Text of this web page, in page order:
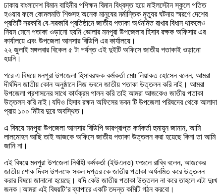
ঢাকায় বাংলাদেশ বিমান বাহিনীর পশিক্ষন বিমান বিধ্বস্ত হয়ে মাইলস্টোন স্কুলে পতিত
হওয়ার ফলে কোমলমতি শিশুসহ অনেক মানুষের মর্মান্তিক মৃত্যুর ঘটনায় স্মরণে দেশের
প্রতিটি সরকারি বে-সরকারি প্রতিষ্ঠানে জাতীয় পতাকা অর্ধনমিত রাখার বিধান থাকলেও
নিয়ম মেনে পতাকা ওড়ানো হয়নি ভোলার মনপুরা উপজেলার হিসাব রক্ষক অফিসার এর
কার্যালয়ে এবং উপজেলা আনসার বিডিপি এর কার্যালয়ে।
২২ জুলাই মঙ্গলবার বিকেল ৫ টা পর্যন্ত এই দুইটি অফিসে জাতীয় পতাকাই ওড়ানো
হয়নি।
পরে এ বিষয়ে মনপুরা উপজেলা হিসাবরক্ষক কর্মকর্তা মোঃ লিয়াকত হোসেন বলেন, আমরা
দীর্ঘদিন জাতীয় কোন অনুষ্ঠানে নিজ ভবনে জাতীয় পতাকা উত্তলন করি নাই। আমরা
উপজেলা প্রশাসনের সাথে কার্যক্রম পালন করি তাই আমরা আজকেও জাতীয় পতাকা
উত্তলন করি নাই।যদিও হিসাব রক্ষন অফিসের ভবন টি উপজেলা পরিষদের থেকে আলাদা
প্রায় ১০০ মিটার দুরে অবস্থিত।
এ বিষয়ে মনপুরা উপজেলা আনসার বিডিপি ভারপ্রাপ্ত কর্মকর্তা হুমায়ুন জানান, আমি
লালমোহন আছি তাই আজকে অফিসে জাতীয় পতাকা উত্তলন করা হয়েছে কিনা তা আমি
জানি না।
এই বিষয়ে মনপুরা উপজেলা নির্বাহী কর্মকর্তা (ইউএনও) ফজলে রাব্বি বলেন, আজকের
জাতীয় শোক দিবস উপলক্ষে সকল দপ্তর কে জাতীয় পতাকা অর্ধনমিত করে উত্তলন
করার বিষয়ে জানানো হয়েছে। যদি কেউ জাতীয় পতাকা উত্তলন না করে তাহলে এটা দুঃখ
জনক।আমরা এই বিষয়টি’র ব্যাপারে একটি তদন্ত কমিটি গঠন করবো।